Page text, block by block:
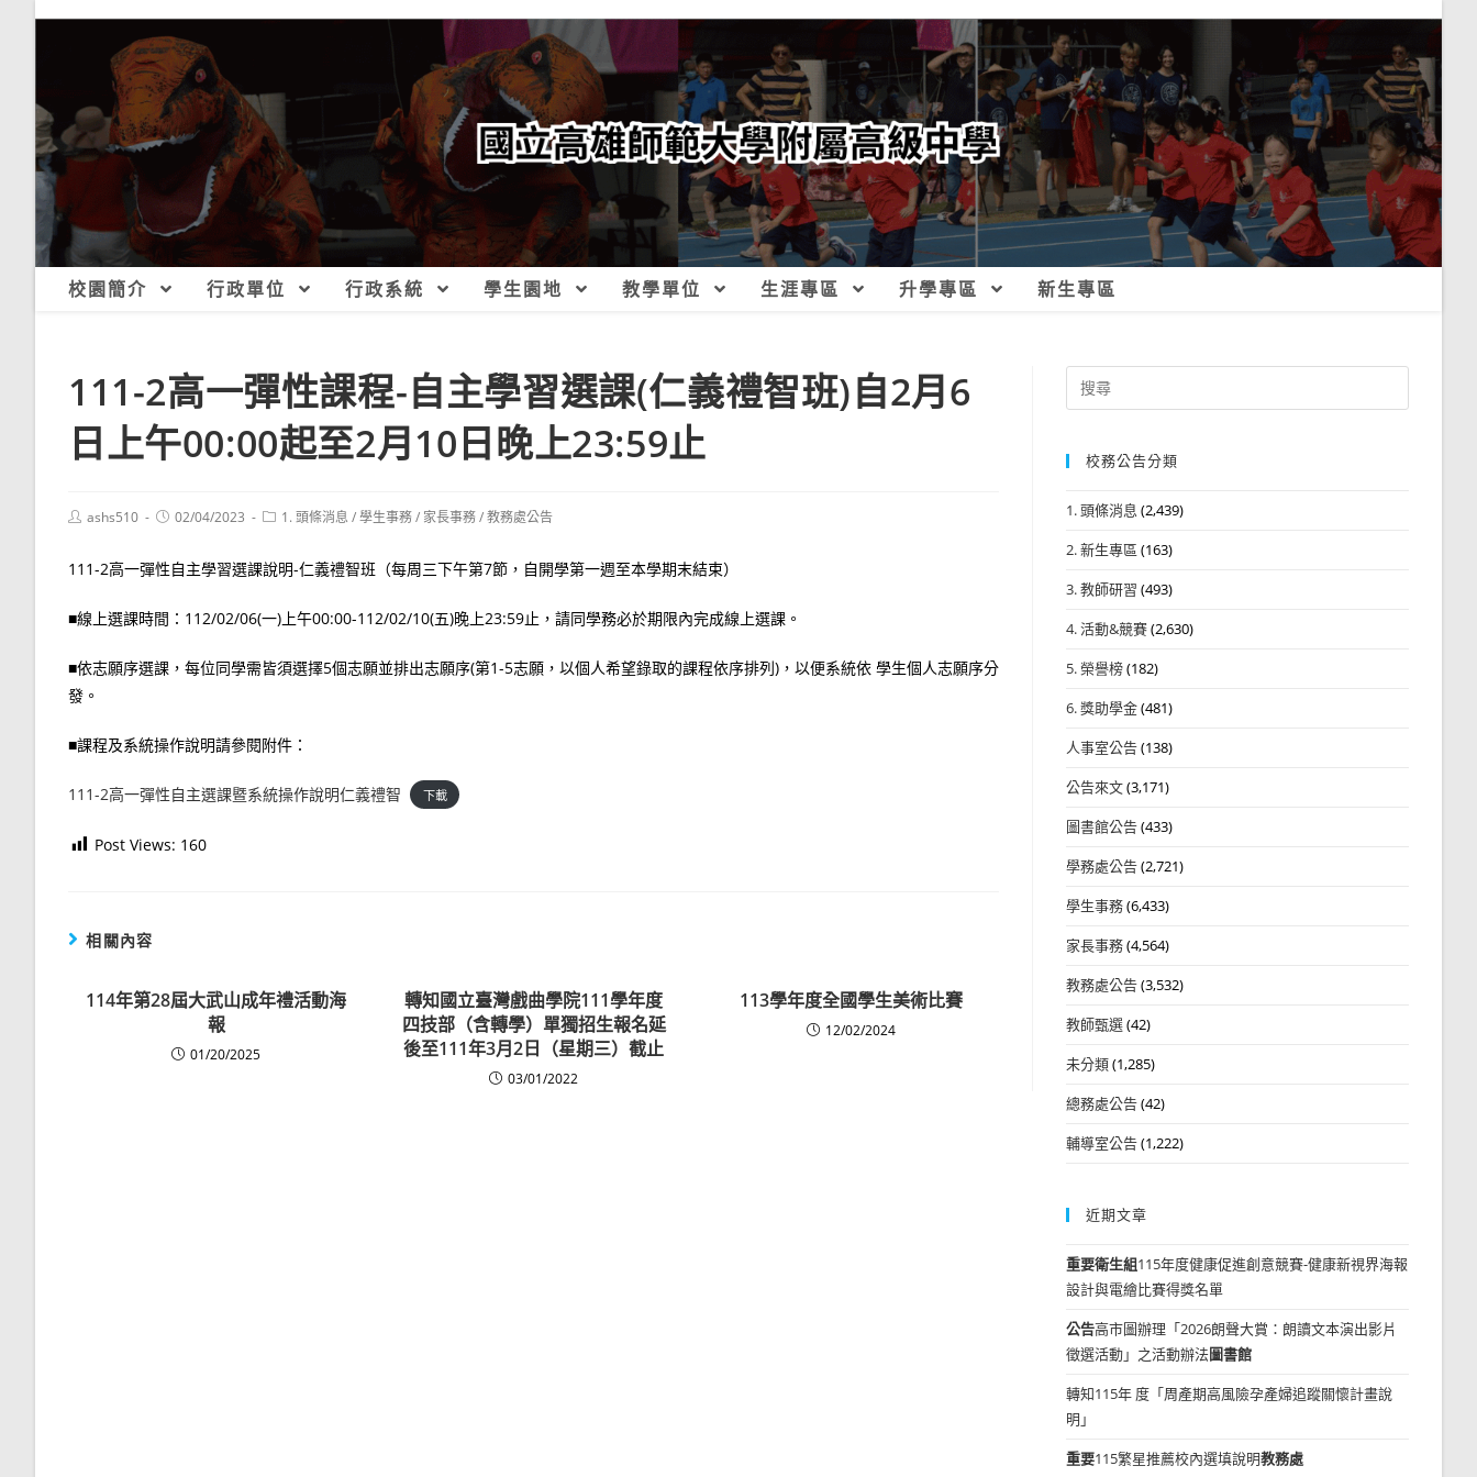
校園簡介 行政單位 行政系統 學生園地 教學單位 生涯專區 升學專區 新生專區
111-2高一彈性課程-自主學習選課(仁義禮智班)自2月6
日上午00:00起至2月10日晚上23:59止
Postashs510
Post02/04/2023
Post1. 頭條消息 /學生事務/ 家長事務/教務處公告
111-2高一彈性自主學習選課說明-仁義禮智班（每周三下午第7節，自開學第一週至本學期末結束）
■線上選課時間：112/02/06(一)上午00:00-112/02/10(五)晚上23:59止，請同學務必於期限內完成線上選課。
■依志願序選課，每位同學需皆須選擇5個志願並排出志願序(第1-5志願，以個人希望錄取的課程依序排列)，以便系統依 學生個人志願序分
發。
■課程及系統操作說明請參閱附件：
111-2高一彈性自主選課暨系統操作說明仁義禮智 下載
Post Views: 160
相關內容
114年第28屆大武山成年禮活動海
報
01/20/2025
轉知國立臺灣戲曲學院111學年度
四技部（含轉學）單獨招生報名延
後至111年3月2日（星期三）截止
03/01/2022
113學年度全國學生美術比賽
12/02/2024
Search
for:
校務公告分類
1. 頭條消息 (2,439)
2. 新生專區 (163)
3. 教師研習 (493)
4. 活動&競賽(2,630)
5. 榮譽榜(182)
6. 獎助學金(481)
人事室公告(138)
公告來文(3,171)
圖書館公告(433)
學務處公告(2,721)
學生事務(6,433)
家長事務(4,564)
教務處公告(3,532)
教師甄選(42)
未分類(1,285)
總務處公告(42)
輔導室公告(1,222)
近期文章
重要衛生組115年度健康促進創意競賽-健康新視界海報
設計與電繪比賽得獎名單
公告高市圖辦理「2026朗聲大賞：朗讀文本演出影片
徵選活動」之活動辦法圖書館
轉知115年 度「周產期高風險孕產婦追蹤關懷計畫說
明」
重要115繁星推薦校內選填說明教務處